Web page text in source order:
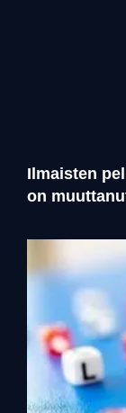
Ilmaisten
on